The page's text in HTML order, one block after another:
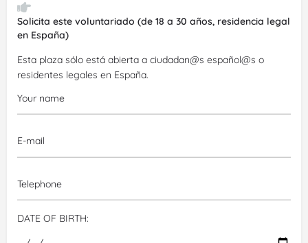
Solicita este voluntariado (de 18 a 30 años, residencia legal
en España)
Esta plaza sólo está abierta a ciudadan@s español@s o
residentes legales en España.
DATE OF BIRTH: